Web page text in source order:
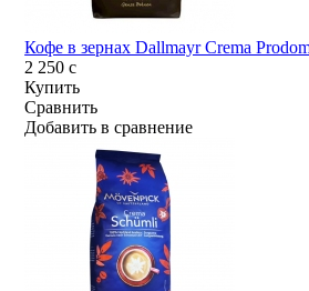
Кофе в зернах Dallmayr Crema
2 250c
Купить
Сравнить
Добавить в сравнение